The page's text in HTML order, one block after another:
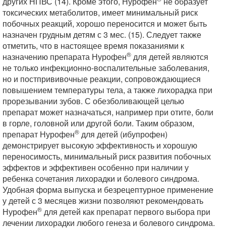
токсических метаболитов, имеет минимальный риск
побочных реакций, хорошо переносится и может быть
назначен грудным детям с 3 мес. (15). Следует также
отметить, что в настоящее время показаниями к
назначению препарата Нурофен® для детей являются
не только инфекционно-воспалительные заболевания,
но и постпрививочные реакции, сопровождающиеся
повышением температуры тела, а также лихорадка при
прорезывании зубов. С обезболивающей целью
препарат может назначаться, например при отите, боли
в горле, головной или другой боли. Таким образом,
препарат Нурофен® для детей (ибупрофен)
демонстрирует высокую эффективность и хорошую
переносимость, минимальный риск развития побочных
эффектов и эффективен особенно при наличии у
ребенка сочетания лихорадки и болевого синдрома.
Удобная форма выпуска и безрецептурное применение
у детей с 3 месяцев жизни позволяют рекомендовать
Нурофен® для детей как препарат первого выбора при
лечении лихорадки любого генеза и болевого синдрома.